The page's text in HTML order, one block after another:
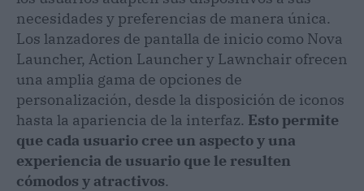
necesidades y preferencias de manera única.
Los lanzadores de pantalla de inicio como Nova
Launcher, Action Launcher y Lawnchair ofrecen
una amplia gama de opciones de
personalización, desde la disposición de iconos
hasta la apariencia de la interfaz. Esto permite
que cada usuario cree un aspecto y una
experiencia de usuario que le resulten
cómodos y atractivos.